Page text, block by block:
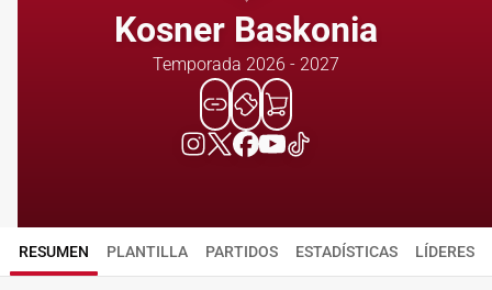
Kosner Baskonia
Temporada 2026 - 2027
RESUMEN PLANTILLA PARTIDOS ESTADÍSTICAS LÍDERES